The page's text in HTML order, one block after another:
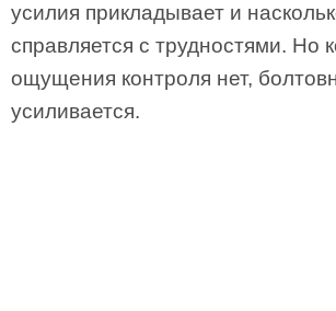
усилия прикладывает и
справляется с трудностями. Но
ощущения контроля нет,
усиливается.